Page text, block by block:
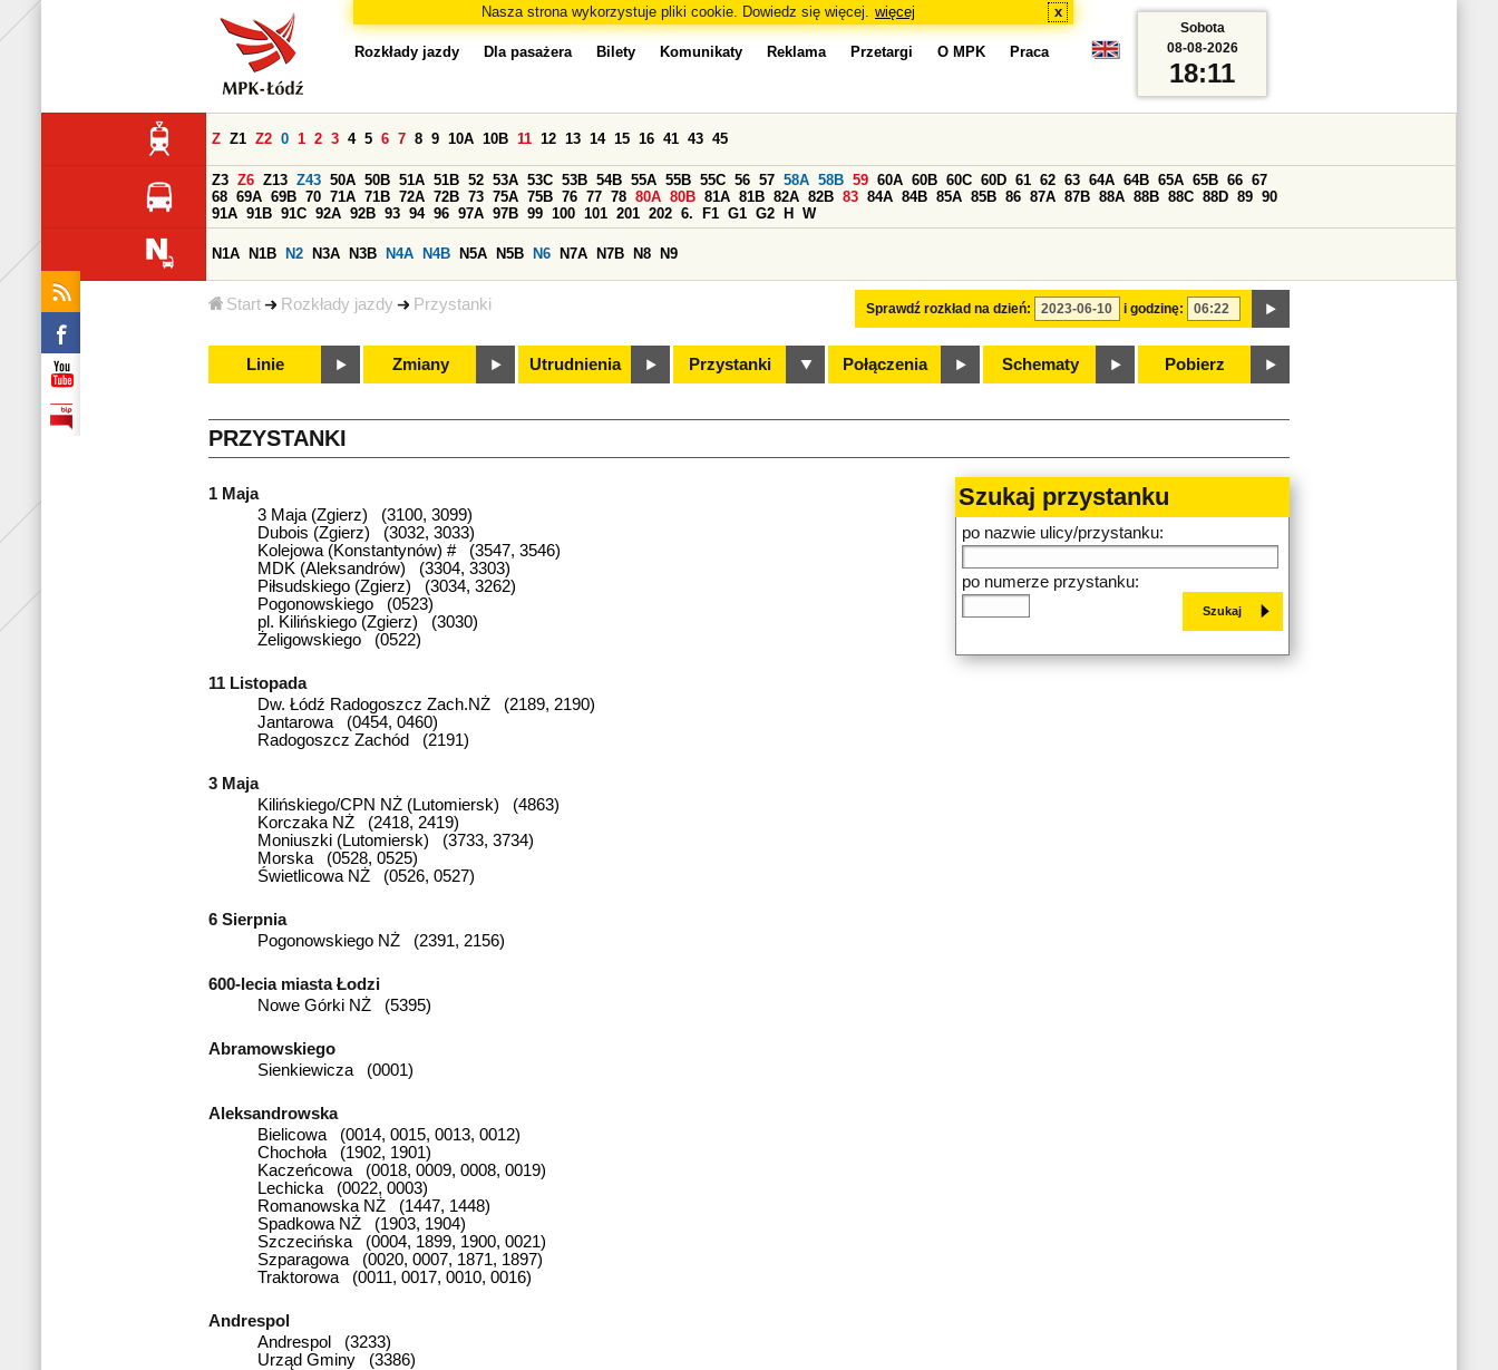
Nasza strona wykorzystuje pliki cookie. Dowiedz się więcej. więcej x
Start Rozkłady jazdy Przystanki
Rozkłady jazdy Dla pasażera Bilety Komunikaty Reklama Przetargi O MPK Praca
Sprawdź rozkład na dzień: i godzinę:
Z Z1 Z2 0 1 2 3 4 5 6 7 8 9 10A 10B 11 12 13 14 15 16 41 43 45
Z3 Z6 Z13 Z43 50A 50B 51A 51B 52 53A 53C 53B 54B 55A 55B 55C 56 57 58A 58B 59 60A 60B 60C 60D 61 62 63 64A 64B 65A 65B 66 67
68 69A 69B 70 71A 71B 72A 72B 73 75A 75B 76 77 78 80A 80B 81A 81B 82A 82B 83 84A 84B 85A 85B 86 87A 87B 88A 88B 88C 88D 89 90
91A 91B 91C 92A 92B 93 94 96 97A 97B 99 100 101 201 202 6. F1 G1 G2 H W
N1A N1B N2 N3A N3B N4A N4B N5A N5B N6 N7A N7B N8 N9
Linie Zmiany Utrudnienia Przystanki Połączenia Schematy Pobierz
Sobota
08-08-2026
18:11
PRZYSTANKI
Szukaj przystanku
po nazwie ulicy/przystanku:
po numerze przystanku:
1 Maja
3 Maja (Zgierz) (3100, 3099)
Dubois (Zgierz) (3032, 3033)
Kolejowa (Konstantynów) # (3547, 3546)
MDK (Aleksandrów) (3304, 3303)
Piłsudskiego (Zgierz) (3034, 3262)
Pogonowskiego (0523)
pl. Kilińskiego (Zgierz) (3030)
Żeligowskiego (0522)
11 Listopada
Dw. Łódź Radogoszcz Zach.NŻ (2189, 2190)
Jantarowa (0454, 0460)
Radogoszcz Zachód (2191)
3 Maja
Kilińskiego/CPN NŻ (Lutomiersk) (4863)
Korczaka NŻ (2418, 2419)
Moniuszki (Lutomiersk) (3733, 3734)
Morska (0528, 0525)
Świetlicowa NŻ (0526, 0527)
6 Sierpnia
Pogonowskiego NŻ (2391, 2156)
600-lecia miasta Łodzi
Nowe Górki NŻ (5395)
Abramowskiego
Sienkiewicza (0001)
Aleksandrowska
Bielicowa (0014, 0015, 0013, 0012)
Chochoła (1902, 1901)
Kaczeńcowa (0018, 0009, 0008, 0019)
Lechicka (0022, 0003)
Romanowska NŻ (1447, 1448)
Spadkowa NŻ (1903, 1904)
Szczecińska (0004, 1899, 1900, 0021)
Szparagowa (0020, 0007, 1871, 1897)
Traktorowa (0011, 0017, 0010, 0016)
Andrespol
Andrespol (3233)
Urząd Gminy (3386)